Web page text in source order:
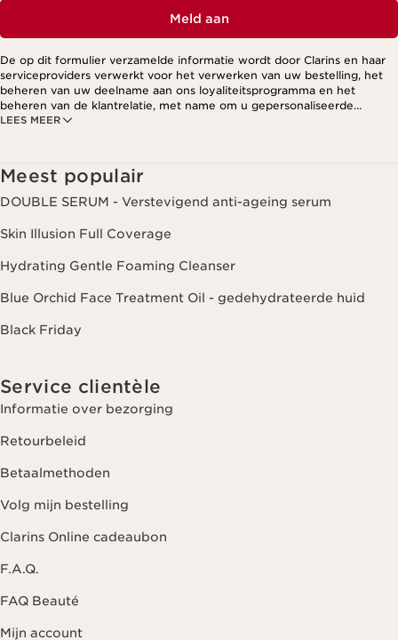
Meld aan
LEES MEER
De op dit formulier verzamelde informatie wordt door Clarins en haar
serviceproviders verwerkt voor het verwerken van uw bestelling, het
beheren van uw deelname aan ons loyaliteitsprogramma en het
beheren van de klantrelatie, met name om u gepersonaliseerde
aanbiedingen te kunnen sturen op basis van uw eerdere aankopen en
Meest populair
DOUBLE SERUM - Verstevigend anti-ageing serum
Skin Illusion Full Coverage
Hydrating Gentle Foaming Cleanser
Blue Orchid Face Treatment Oil - gedehydrateerde huid
Black Friday
Service clientèle
Informatie over bezorging
Retourbeleid
Betaalmethoden
Volg mijn bestelling
Clarins Online cadeaubon
F.A.Q.
FAQ Beauté
Mijn account